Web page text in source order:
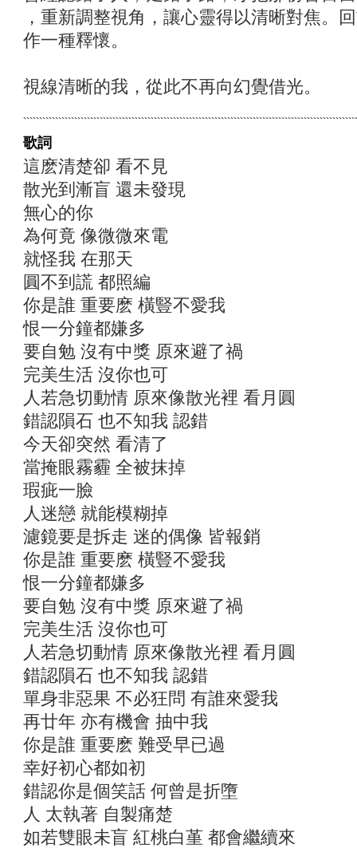
，重新調整視角，讓心靈得以清晰對焦。
作一種釋懷。
視線清晰的我，從此不再向幻覺借光。
歌詞
這麽清楚卻 看不見
散光到漸盲 還未發現
無心的你
為何竟 像微微來電
就怪我 在那天
圓不到謊 都照編
你是誰 重要麽 橫豎不愛我
恨一分鐘都嫌多
要自勉 沒有中獎 原來避了禍
完美生活 沒你也可
人若急切動情 原來像散光裡 看月圓
錯認隕石 也不知我 認錯
今天卻突然 看清了
當掩眼霧霾 全被抹掉
瑕疵一臉
人迷戀 就能模糊掉
濾鏡要是拆走 迷的偶像 皆報銷
你是誰 重要麽 橫豎不愛我
恨一分鐘都嫌多
要自勉 沒有中獎 原來避了禍
完美生活 沒你也可
人若急切動情 原來像散光裡 看月圓
錯認隕石 也不知我 認錯
單身非惡果 不必狂問 有誰來愛我
再廿年 亦有機會 抽中我
你是誰 重要麽 難受早已過
幸好初心都如初
錯認你是個笑話 何曾是折墮
人 太執著 自製痛楚
如若雙眼未盲 紅桃白堇 都會繼續來